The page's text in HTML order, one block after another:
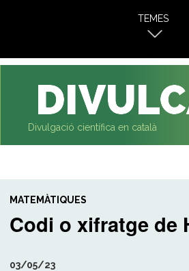
TEMES
Divulgació científica en català
MATEMÀTIQUES
Codi o xifratge de
03/05/23